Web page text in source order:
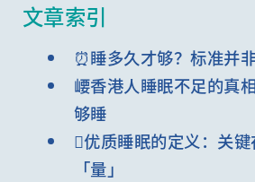
文章索引
⏰睡多久才够？标准并
崾香港人睡眠不足的真
够睡
优质睡眠的定义：关
「量」